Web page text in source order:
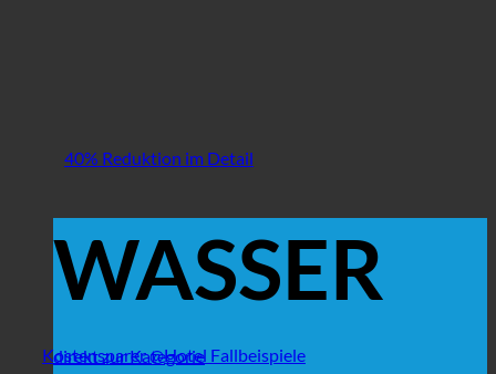
40% Reduktion im Detail
WASSER
direkt zur Kategorie
Kostensparer @Hotel Fallbeispiele